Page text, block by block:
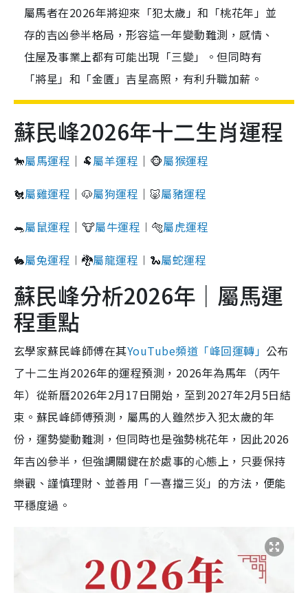
屬馬者在2026年將迎來「犯太歲」和「桃花年」並
存的吉凶參半格局，形容這一年變動難測，感情、
住屋及事業上都有可能出現「三變」。但同時有
「將星」和「金匱」吉星高照，有利升職加薪。
蘇民峰2026年十二生肖運程
🐎屬馬運程 ｜🐏屬羊運程 ｜🐵屬猴運程
🐔屬雞運程 ｜🐶屬狗運程 ｜🐷屬豬運程
🐀屬鼠運程 ｜🐮屬牛運程 ︱🐅屬虎運程
🐇屬兔運程 ︱🐉屬龍運程 ︱🐍屬蛇運程
蘇民峰分析2026年｜屬馬運
程重點
玄學家蘇民峰師傅在其YouTube頻道「峰回運轉」 公布
了十二生肖2026年的運程預測，2026年為馬年（丙午
年）從新曆2026年2月17日開始，至到2027年2月5日結
束。蘇民峰師傅預測，屬馬的人雖然步入犯太歲的年
份，運勢變動難測，但同時也是強勢桃花年，因此2026
年吉凶參半，但強調關鍵在於處事的心態上，只要保持
樂觀、謹慎理財、並善用「一喜擋三災」的方法，便能
平穩度過。